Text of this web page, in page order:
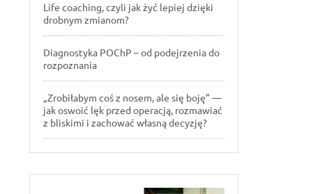
Life coaching, czyli jak żyć lepiej dzięki
drobnym zmianom?
Diagnostyka POChP – od podejrzenia do
rozpoznania
„Zrobiłabym coś z nosem, ale się boję” —
jak oswoić lęk przed operacją, rozmawiać
z bliskimi i zachować własną decyzję?